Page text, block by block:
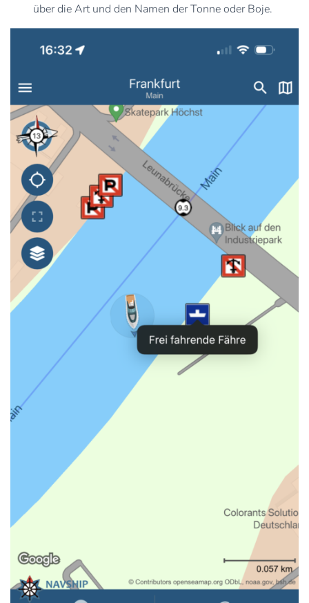
über die Art und den Namen der Tonne oder Boje.